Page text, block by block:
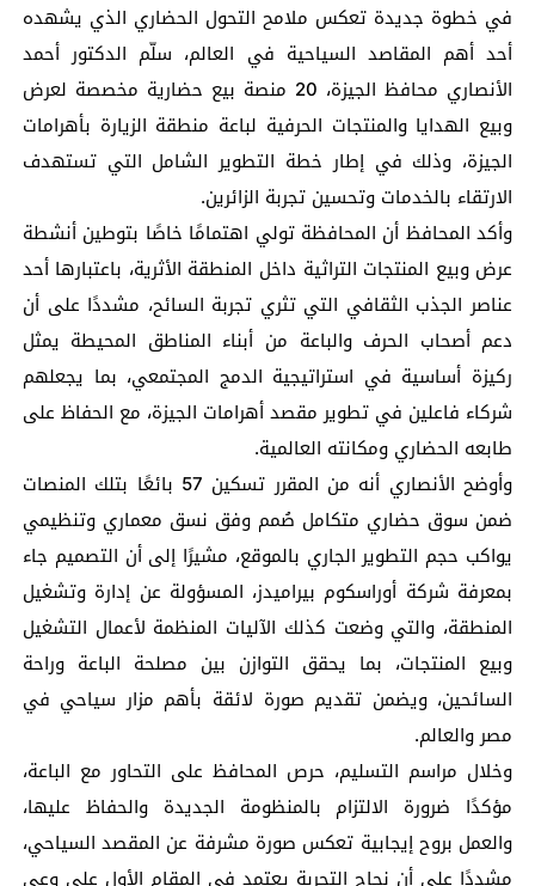
في خطوة جديدة تعكس ملامح التحول الحضاري الذي يشهده
أحد أهم المقاصد السياحية في العالم، سلّم الدكتور أحمد
الأنصاري محافظ الجيزة، 20 منصة بيع حضارية مخصصة لعرض
وبيع الهدايا والمنتجات الحرفية لباعة منطقة الزيارة بأهرامات
الجيزة، وذلك في إطار خطة التطوير الشامل التي تستهدف
الارتقاء بالخدمات وتحسين تجربة الزائرين.
وأكد المحافظ أن المحافظة تولي اهتمامًا خاصًا بتوطين أنشطة
عرض وبيع المنتجات التراثية داخل المنطقة الأثرية، باعتبارها أحد
عناصر الجذب الثقافي التي تثري تجربة السائح، مشددًا على أن
دعم أصحاب الحرف والباعة من أبناء المناطق المحيطة يمثل
ركيزة أساسية في استراتيجية الدمج المجتمعي، بما يجعلهم
شركاء فاعلين في تطوير مقصد أهرامات الجيزة، مع الحفاظ على
طابعه الحضاري ومكانته العالمية.
وأوضح الأنصاري أنه من المقرر تسكين 57 بائعًا بتلك المنصات
ضمن سوق حضاري متكامل صُمم وفق نسق معماري وتنظيمي
يواكب حجم التطوير الجاري بالموقع، مشيرًا إلى أن التصميم جاء
بمعرفة شركة أوراسكوم بيراميدز، المسؤولة عن إدارة وتشغيل
المنطقة، والتي وضعت كذلك الآليات المنظمة لأعمال التشغيل
وبيع المنتجات، بما يحقق التوازن بين مصلحة الباعة وراحة
السائحين، ويضمن تقديم صورة لائقة بأهم مزار سياحي في
مصر والعالم.
وخلال مراسم التسليم، حرص المحافظ على التحاور مع الباعة،
مؤكدًا ضرورة الالتزام بالمنظومة الجديدة والحفاظ عليها،
والعمل بروح إيجابية تعكس صورة مشرفة عن المقصد السياحي،
مشددًا على أن نجاح التجربة يعتمد في المقام الأول على وعي